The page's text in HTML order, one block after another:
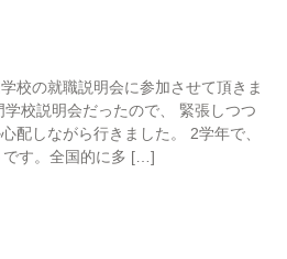
校の就職説明会に参加させて頂きま
校説明会だったので、 緊張しつつ
配しながら行きました。 2学年で、
です。全国的に多 […]